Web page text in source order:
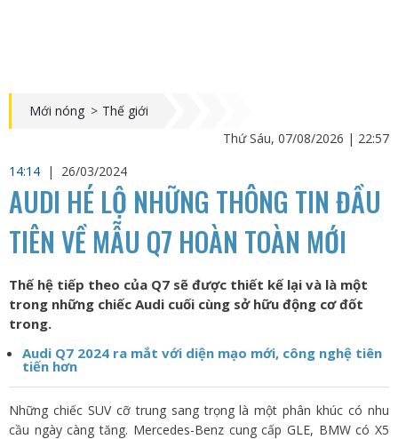
Mới nóng > Thế giới
Thứ Sáu, 07/08/2026 | 22:57
14:14 | 26/03/2024
AUDI HÉ LỘ NHỮNG THÔNG TIN ĐẦU
TIÊN VỀ MẪU Q7 HOÀN TOÀN MỚI
Thế hệ tiếp theo của Q7 sẽ được thiết kế lại và là một
trong những chiếc Audi cuối cùng sở hữu động cơ đốt
trong.
Audi Q7 2024 ra mắt với diện mạo mới, công nghệ tiên
tiến hơn
Những chiếc SUV cỡ trung sang trọng là một phân khúc có nhu
cầu ngày càng tăng. Mercedes-Benz cung cấp GLE, BMW có X5